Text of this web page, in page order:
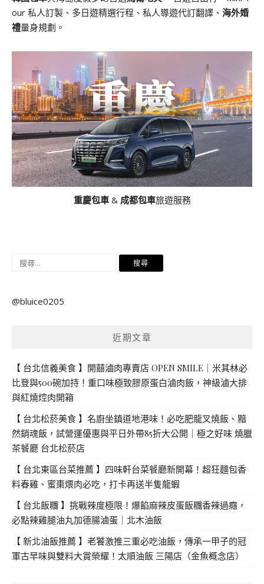
our 私人訂製、多日遊精選行程、私人導遊代訂翻譯、 海外婚
禮量身規劃。
重慶包車& 成都包車旅遊服務
搜
鍵
@bluice0205
近期文章
【 台北信義美食 】開囍滷肉專賣店 OPEN SMILE｜米其林必
比登與500碗加持！重口味極致膠原蛋白滷肉飯，神級滷大排
與紅燒焢肉開箱
【 台北松菸美食 】名廚坐鎮道地港味！必吃肥龍叉燒飯、黯
然銷魂飯，試營運優惠與平日外帶85折大公開｜極之好味 燒臘
茶餐廳 台北松菸店
【 台北東區台菜推薦 】四味軒台菜餐廳新開幕！超狂麵包香
料春雞、蜜棗煨肉必吃，打卡再送半隻龍蝦
【 台北飯糰 】挑戰辣度極限！爆餡麻辣皮蛋飯糰香辣過癮，
必點辣雞腿油丸加德腸滷蛋｜北木油飯
【 新北油飯推薦 】老饕激推三重必吃油飯，傳承一甲子的冠
軍古早味與雙料大賞榮耀！太順油飯 三陽店（金魚概念店）